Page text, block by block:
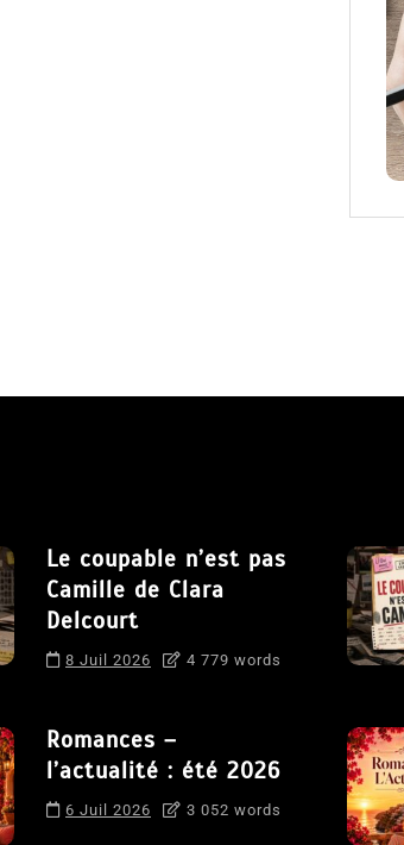
Le coupable n’est pas
Camille de Clara
Delcourt
8 Juil 2026 4 779 words
Romances –
l’actualité : été 2026
6 Juil 2026 3 052 words